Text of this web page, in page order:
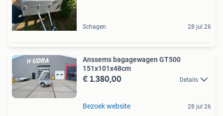
Schagen 28 jul 26
Anssems bagagewagen GT500
151x101x48cm
€ 1.380,00 Details
Bezoek website 28 jul 26